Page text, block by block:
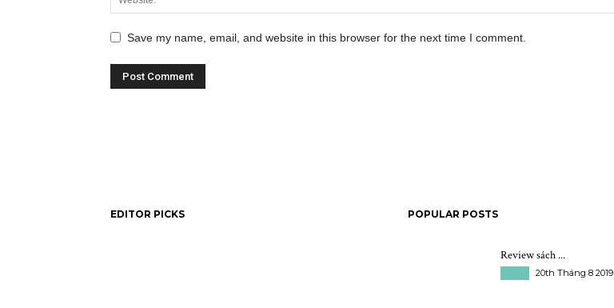
Save my name, email, and website in this browser for the next time I comment.
EDITOR PICKS POPULAR POSTS
Review sách ...
20th Tháng 8 2019